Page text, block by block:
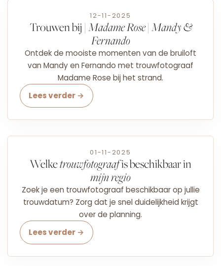
12-11-2025
Trouwen bij |Madame Rose|Mandy &
Fernando
Ontdek de mooiste momenten van de bruiloft
van Mandy en Fernando met trouwfotograaf
Madame Rose bij het strand.
Lees verder →
01-11-2025
Welketrouwfotograafis beschikbaar in
mijn regio
Zoek je een trouwfotograaf beschikbaar op jullie
trouwdatum? Zorg dat je snel duidelijkheid krijgt
over de planning.
Lees verder →